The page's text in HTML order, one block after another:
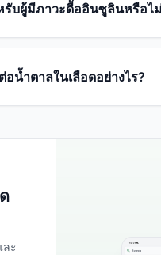
รับผู้มีภาวะดื้ออินซูลินหรือไ
น้ำตาลในเลือดอย่างไร?
ะ